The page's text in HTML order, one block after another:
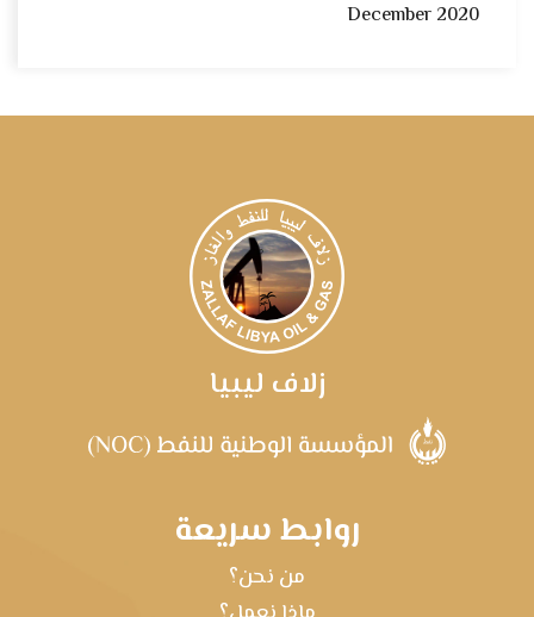
December 2020
زلاف ليبيا
روابط سريعة
من نحن؟